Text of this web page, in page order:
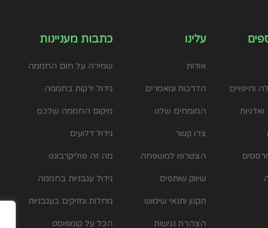
וחיפויים
עלינו
אודות
הדרכות ומאמרים
המומחים שלנו
צרו קשר
הצטרפו למשפחה
שיווק שותפים
תקנון ותנאי שימוש
הצהרת נגישות
כתבות מעניינות
שמירה על חום החממה
גידול ירקות בחממה
מיקום החממה שלכם
גידול דלועים
מה זה פוליקרבונט
גידול עגבניות בחממה
מחלות ומזיקים בעגבניות
הכל על קומפוסט